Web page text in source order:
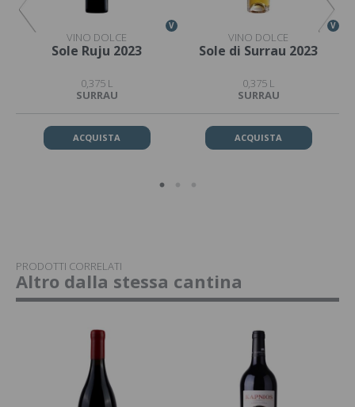
V
VINO DOLCE
Sole Ruju 2023
0,375 L
SURRAU
ACQUISTA
V
VINO DOLCE
Sole di Surrau 2023
0,375 L
SURRAU
ACQUISTA
PRODOTTI CORRELATI
Altro dalla stessa cantina